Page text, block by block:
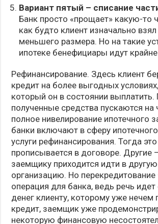
Вариант пятый – списание
Банк просто «прощает» какую-то
как будто клиент изначально взял
меньшего размера. Но на такие
ипотеке бенефициары идут
Рефинансирование. Здесь клиент
кредит на более выгодных
который он в состоянии выплатить.
полученные средства пускаются на
полное нивелирование ипотечного
банки включают в сферу
услуги рефинансирования. Тогда это
прописывается в договоре. Другие
заемщику приходится идти в
организацию. Но перекредитование
операция для банка, ведь речь
денег клиенту, которому уже нечем
кредит, заемщик уже
некоторую финансовую